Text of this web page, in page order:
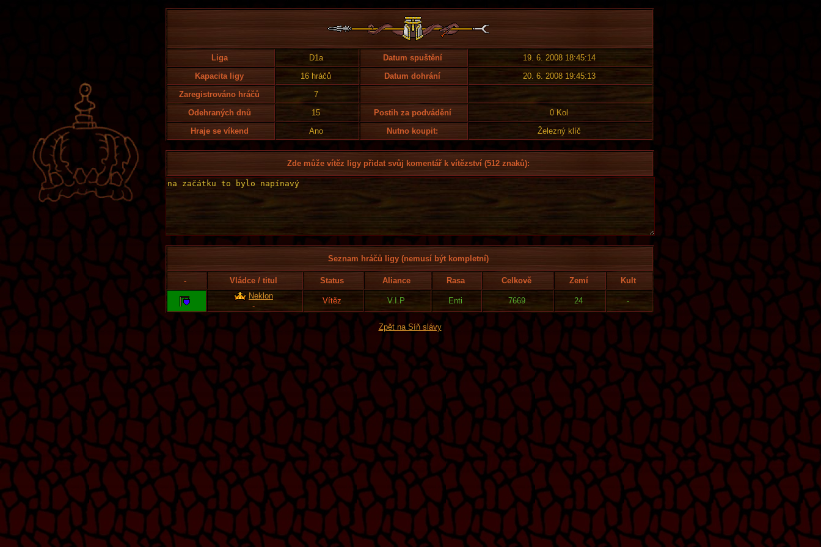
Liga D1a Datum spuštění
19. 6. 2008 18:45:14
Kapacita ligy
16 hráčů Datum dohrání
20. 6. 2008 19:45:13
Zaregistrováno hráčů
7
Odehraných dnů
15 Postih za podvádění
0 Kol
Hraje se víkend
Ano Nutno koupit: Železný klíč
Zde může vítěz ligy přidat svůj komentář k vítězství (512 znaků):
Seznam hráčů ligy (nemusí být kompletní)
- Vládce / titul Status Aliance Rasa Celkově Zemí
Kult
Neklon
-
Vítěz V.I.P Enti 7669 24 -
Zpět na Síň slávy